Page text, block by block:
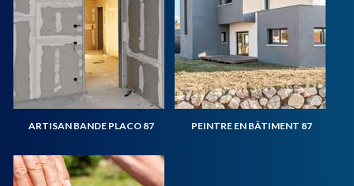
ARTISAN BANDE PLACO 87 PEINTRE EN BÂTIMENT 87